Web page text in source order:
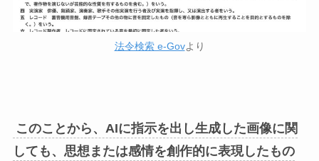
法令検索 e-Govより
このことから、AIに指示を出し生成した画像に関
しても、思想または感情を創作的に表現したもの